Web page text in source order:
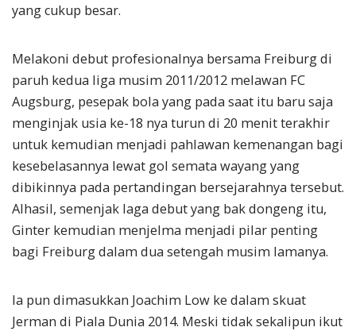
yang cukup besar.
Melakoni debut profesionalnya bersama Freiburg di
paruh kedua liga musim 2011/2012 melawan FC
Augsburg, pesepak bola yang pada saat itu baru saja
menginjak usia ke-18 nya turun di 20 menit terakhir
untuk kemudian menjadi pahlawan kemenangan bagi
kesebelasannya lewat gol semata wayang yang
dibikinnya pada pertandingan bersejarahnya tersebut.
Alhasil, semenjak laga debut yang bak dongeng itu,
Ginter kemudian menjelma menjadi pilar penting
bagi Freiburg dalam dua setengah musim lamanya.
Ia pun dimasukkan Joachim Low ke dalam skuat
Jerman di Piala Dunia 2014. Meski tidak sekalipun ikut